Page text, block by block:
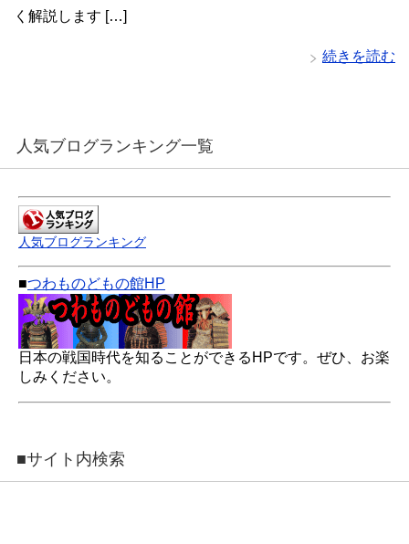
く解説します […]
続きを読む
人気ブログランキング一覧
人気ブログランキング
■つわものどもの館HP
日本の戦国時代を知ることができるHPです。ぜひ、お楽
しみください。
■サイト内検索